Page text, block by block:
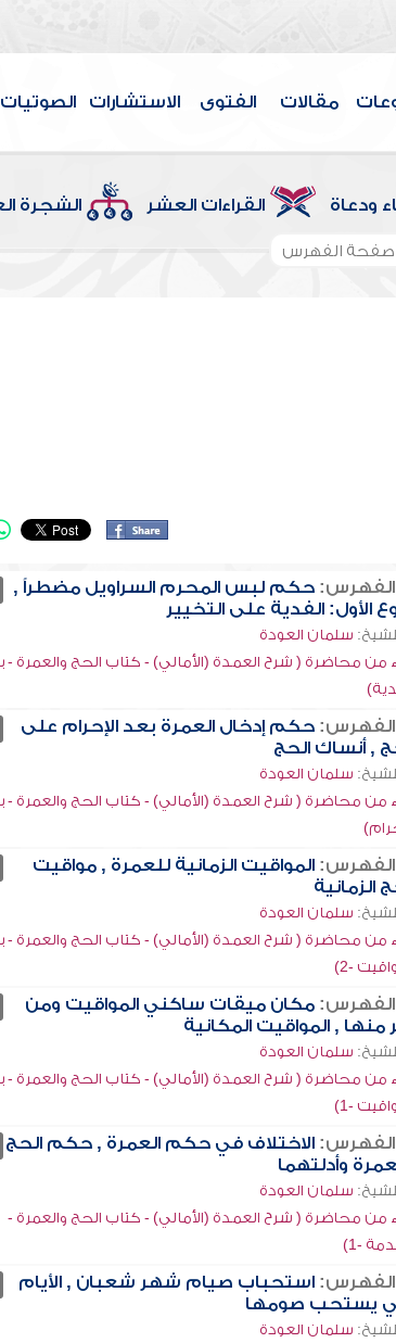
مقالات الفتوى الاستشارات الصوتيات
ودعاة القراءات العشر الشجرة
صفحة الفهرس
حكم لبس المحرم السراويل مضطراً ,
الأول: الفدية على التخيير
سلمان العودة
من محاضرة ( شرح العمدة (الأمالي) - كتاب الحج والعمرة -
حكم إدخال العمرة بعد الإحرام على
, أنساك الحج
سلمان العودة
من محاضرة ( شرح العمدة (الأمالي) - كتاب الحج والعمرة -
المواقيت الزمانية للعمرة , مواقيت
الزمانية
سلمان العودة
من محاضرة ( شرح العمدة (الأمالي) - كتاب الحج والعمرة -
-2)
مكان ميقات ساكني المواقيت ومن
منها , المواقيت المكانية
سلمان العودة
من محاضرة ( شرح العمدة (الأمالي) - كتاب الحج والعمرة -
-1)
الاختلاف في حكم العمرة , حكم الحج
وأدلتهما
سلمان العودة
من محاضرة ( شرح العمدة (الأمالي) - كتاب الحج والعمرة -
-1)
استحباب صيام شهر شعبان , الأيام
يستحب صومها
سلمان العودة